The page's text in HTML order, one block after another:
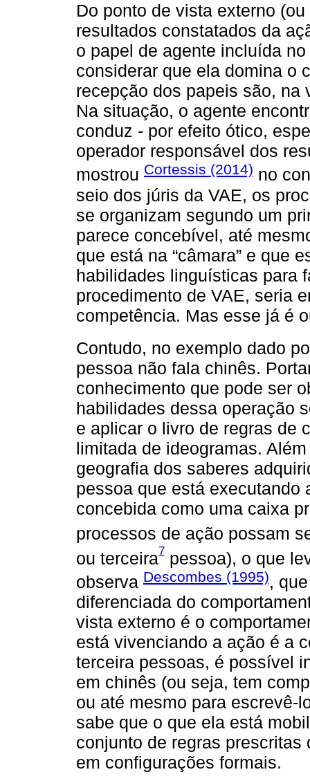
Do ponto de vista externo
resultados constatados da
o papel de agente incluída
considerar que ela domina o
recepção dos papeis são, na
Na situação, o agente
conduz - por efeito ótico,
operador responsável dos
mostrou Cortessis (2014) no
seio dos júris da VAE, os
se organizam segundo um
parece concebível, até
que está na “câmara” e que
habilidades linguísticas para
procedimento de VAE, seria
competência. Mas esse já é
Contudo, no exemplo dado
pessoa não fala chinês.
conhecimento que pode ser
habilidades dessa operação
e aplicar o livro de regras de
limitada de ideogramas.
geografia dos saberes
pessoa que está executando
concebida como uma caixa
processos de ação possam
ou terceira7 pessoa), o que
observa Descombes (1995),
diferenciada do
vista externo é o
está vivenciando a ação é a
terceira pessoas, é possível
em chinês (ou seja, tem
ou até mesmo para escrevê-
sabe que o que ela está
conjunto de regras
em configurações formais.